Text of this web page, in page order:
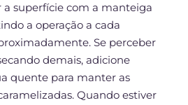
a superfície com a manteiga
a operação a cada
Se perceber
demais, adicione
quente para manter as
Quando estiver